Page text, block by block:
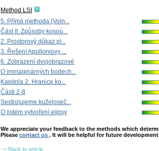
Method LSI
5. Přímá methoda (Voln...
Část II. Způsoby kosoú...
2. Prostorový důkaz pl...
3. Řešení Apolloniovy ...
6. Zobrazení dvojobrazové
O immaginárných bodech...
Kapitola 2. Hranice ko...
Části 2-8
Sestrojujeme kuželoseč...
O jistém vytvoření elipsy
We appreciate your feedback to the methods which
Please contact us . It will be helpful for future
-> Back to article